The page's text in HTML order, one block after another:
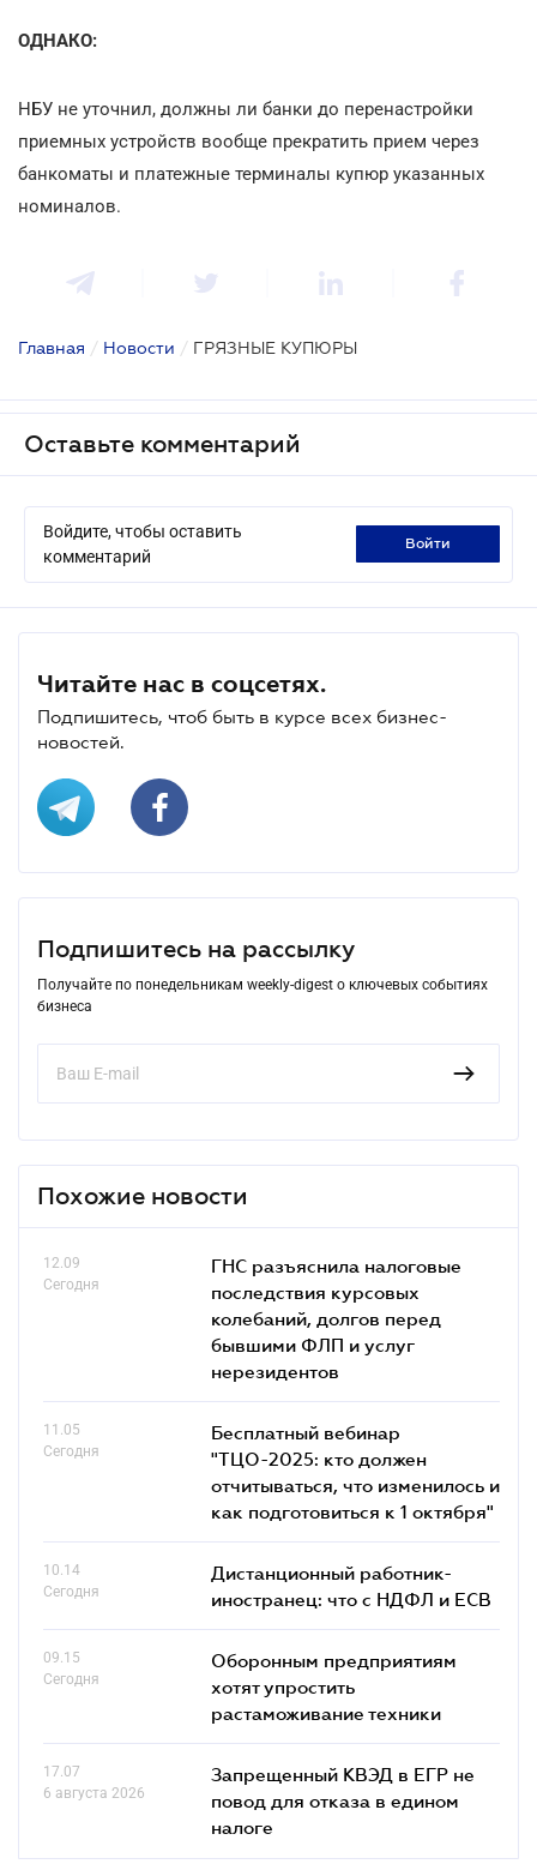
ОДНАКО:
НБУ не уточнил, должны ли банки до перенастройки
приемных устройств вообще прекратить прием через
банкоматы и платежные терминалы купюр указанных
номиналов.
Главная / Новости / ГРЯЗНЫЕ КУПЮРЫ
Оставьте комментарий
Войдите, чтобы оставить
комментарий
войти
Читайте нас в соцсетях.
Подпишитесь, чтоб быть в курсе всех бизнес-
новостей.
Подпишитесь на рассылку
Получайте по понедельникам weekly-digest о ключевых событиях
бизнеса
Похожие новости
12.09
Сегодня
ГНС разъяснила налоговые
последствия курсовых
колебаний, долгов перед
бывшими ФЛП и услуг
нерезидентов
11.05
Сегодня
Бесплатный вебинар
"ТЦО-2025: кто должен
отчитываться, что изменилось и
как подготовиться к 1 октября"
10.14
Сегодня
Дистанционный работник-
иностранец: что с НДФЛ и ЕСВ
09.15
Сегодня
Оборонным предприятиям
хотят упростить
растаможивание техники
17.07
6 августа 2026
Запрещенный КВЭД в ЕГР не
повод для отказа в едином
налоге